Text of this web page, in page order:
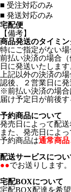
■ 受注対応のみ
■ 発送対応のみ
宅配便
【備考】
商品発送のタイミン
特にご指定がない場
前払い決済の場合
日に発送いたします
上記以外の決済の
認後、２営業日に発
※前払い決済の場合
届け予定日が前後す
予約商品について
発売日によって配
また、発売日によっ
予約商品は通常商品
配送サービスについ
●●でお送りします。
宅配BOXについて
宅配BOX配達を希望